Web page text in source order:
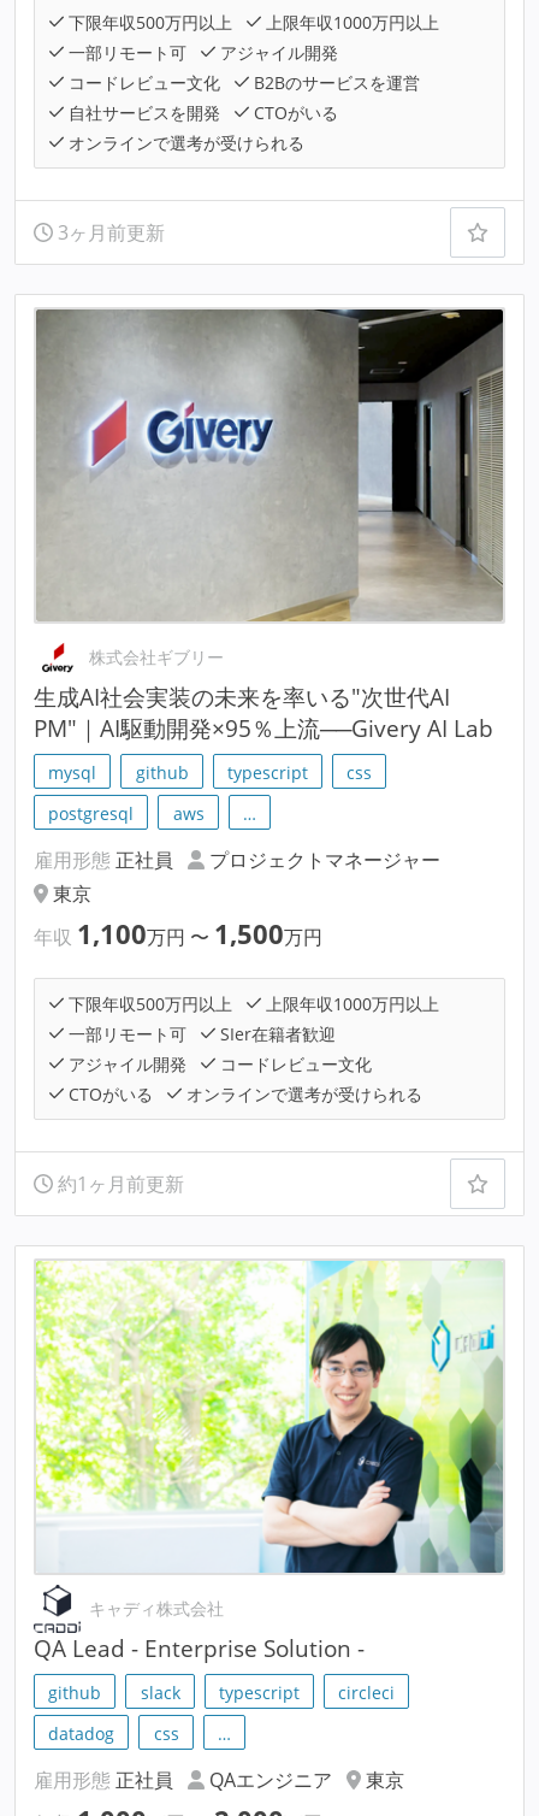
下限年収500万円以上
上限年収1000万円以上
一部リモート可
アジャイル開発
コードレビュー文化
B2Bのサービスを運営
自社サービスを開発
CTOがいる
オンラインで選考が受けられる
3ヶ月前更新
株式会社ギブリー
生成AI社会実装の未来を率いる"次世代AI
PM"｜AI駆動開発×95％上流──Givery AI Lab
mysql github typescript
css
postgresql
aws …
雇用形態 正社員
プロジェクトマネージャー
東京
年収 1,100万円 〜 1,500万円
下限年収500万円以上
上限年収1000万円以上
一部リモート可
SIer在籍者歓迎
アジャイル開発
コードレビュー文化
CTOがいる
オンラインで選考が受けられる
約1ヶ月前更新
キャディ株式会社
QA Lead - Enterprise Solution -
github slack typescript
circleci
datadog
css …
雇用形態 正社員 QAエンジニア
東京